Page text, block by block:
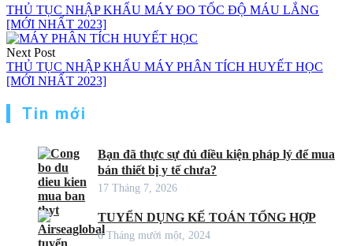
hướng
bài
viết
THỦ TỤC NHẬP KHẨU MÁY ĐO TỐC ĐỘ MÁU LẮNG
[MỚI NHẤT 2023]
Next Post
THỦ TỤC NHẬP KHẨU MÁY PHÂN TÍCH HUYẾT HỌC
[MỚI NHẤT 2023]
Tin mới
Bạn đã thực sự đủ điều kiện pháp lý để mua
bán thiết bị y tế chưa?
17 Tháng 7, 2026
TUYỂN DỤNG KẾ TOÁN TỔNG HỢP
6 Tháng mười một, 2024